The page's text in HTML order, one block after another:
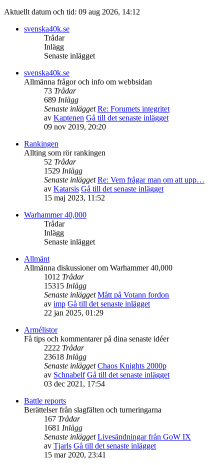
Aktuellt datum och tid: 09 aug 2026, 14:12
svenska40k.se
Trådar
Inlägg
Senaste inlägget
svenska40k.se
Allmänna frågor och info om webbsidan
73 Trådar
689 Inlägg
Senaste inlägget Re: Forumets integritet
av Kaptenen Gå till det senaste inlägget
09 nov 2019, 20:20
Rankingen
Allting som rör rankingen
52 Trådar
1529 Inlägg
Senaste inlägget Re: Vem frågar man om att upp…
av Katarsis Gå till det senaste inlägget
15 maj 2023, 11:52
Warhammer 40,000
Trådar
Inlägg
Senaste inlägget
Allmänt
Allmänna diskussioner om Warhammer 40,000
1012 Trådar
15315 Inlägg
Senaste inlägget Mått på Votann fordon
av imp Gå till det senaste inlägget
22 jan 2025, 01:29
Armélistor
Få tips och kommentarer på dina senaste idéer
2222 Trådar
23618 Inlägg
Senaste inlägget Chaos Knights 2000p
av Schnabelf Gå till det senaste inlägget
03 dec 2021, 17:54
Battle reports
Berättelser från slagfälten och turneringarna
167 Trådar
1681 Inlägg
Senaste inlägget Livesändningar från GoW IX
av Tjarls Gå till det senaste inlägget
15 mar 2020, 23:41